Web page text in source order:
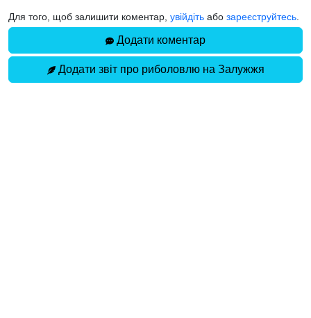
Для того, щоб залишити коментар, увійдіть або зареєструйтесь
Додати коментар
Додати звіт про риболовлю на Залужжя